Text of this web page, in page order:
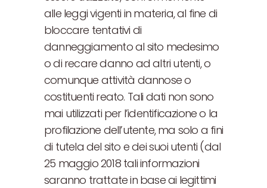
alle leggi vigenti in materia, al fine di
bloccare tentativi di
danneggiamento al sito medesimo
o di recare danno ad altri utenti, o
comunque attività dannose o
costituenti reato. Tali dati non sono
mai utilizzati per l’identificazione o la
profilazione dell’utente, ma solo a fini
di tutela del sito e dei suoi utenti (dal
25 maggio 2018 tali informazioni
saranno trattate in base ai legittimi